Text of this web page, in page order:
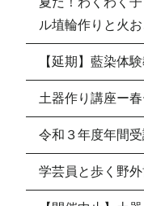
ル埴輪作りと火
【延期】藍染体
土器作り講座ー春
令和３年度年間
学芸員と歩く野